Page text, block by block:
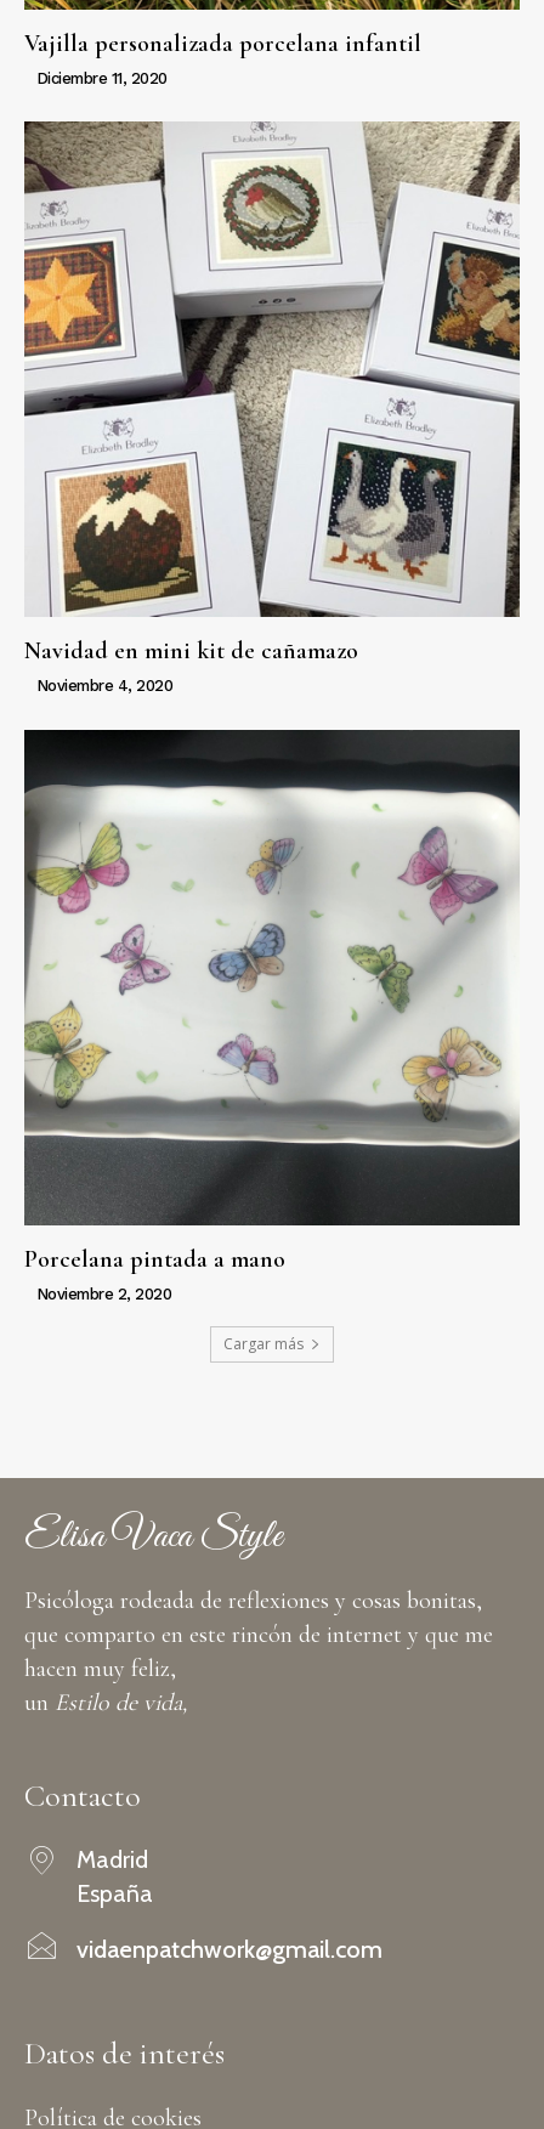
Vajilla personalizada porcelana infantil
Diciembre 11, 2020
Navidad en mini kit de cañamazo
Noviembre 4, 2020
Porcelana pintada a mano
Noviembre 2, 2020
Cargar más
Elisa Vaca Style
Psicóloga rodeada de reflexiones y cosas bonitas,
que comparto en este rincón de internet y que me
hacen muy feliz,
un Estilo de vida,
Contacto
Madrid
España
vidaenpatchwork@gmail.com
Datos de interés
Política de cookies